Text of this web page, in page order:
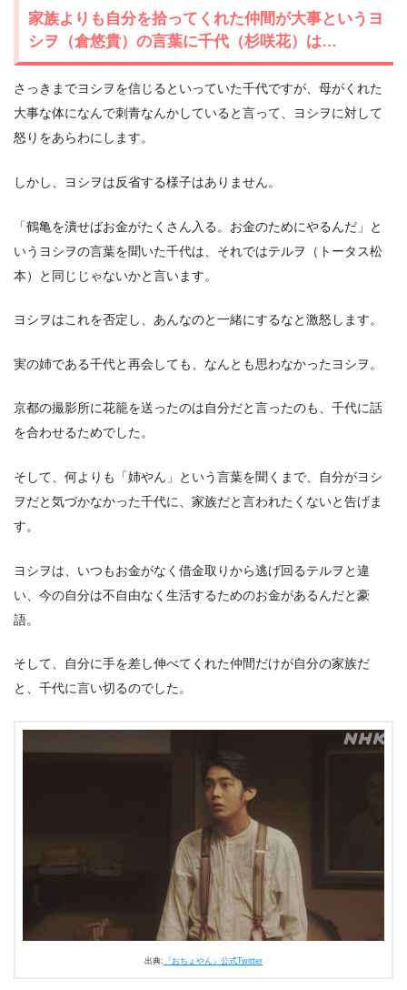
家族よりも自分を拾ってくれた仲間が大事というヨ
シヲ（倉悠貴）の言葉に千代（杉咲花）は…
さっきまでヨシヲを信じるといっていた千代ですが、母がくれた
大事な体になんで刺青なんかしていると言って、ヨシヲに対して
怒りをあらわにします。
しかし、ヨシヲは反省する様子はありません。
「鶴亀を潰せばお金がたくさん入る。お金のためにやるんだ」と
いうヨシヲの言葉を聞いた千代は、それではテルヲ（トータス松
本）と同じじゃないかと言います。
ヨシヲはこれを否定し、あんなのと一緒にするなと激怒します。
実の姉である千代と再会しても、なんとも思わなかったヨシヲ。
京都の撮影所に花籠を送ったのは自分だと言ったのも、千代に話
を合わせるためでした。
そして、何よりも「姉やん」という言葉を聞くまで、自分がヨシ
ヲだと気づかなかった千代に、家族だと言われたくないと告げま
す。
ヨシヲは、いつもお金がなく借金取りから逃げ回るテルヲと違
い、今の自分は不自由なく生活するためのお金があるんだと豪
語。
そして、自分に手を差し伸べてくれた仲間だけが自分の家族だ
と、千代に言い切るのでした。
出典: 『おちょやん』公式Twitter